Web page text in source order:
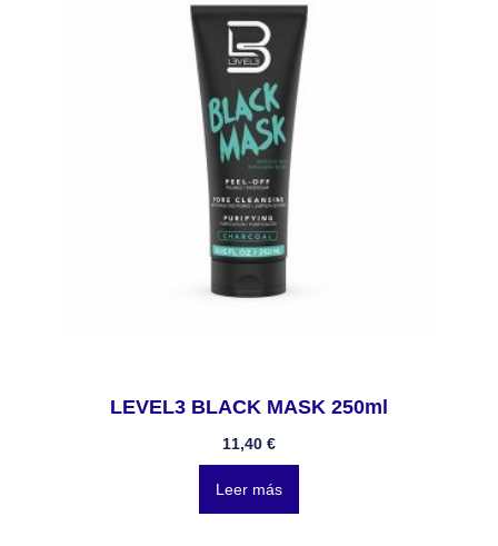
LEVEL3 BLACK MASK 250ml
11,40 €
Leer más